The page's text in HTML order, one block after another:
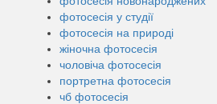
фотосесія у студії
фотосесія на природі
жіночна фотосесія
чоловіча фотосесія
портретна фотосесія
чб фотосесія